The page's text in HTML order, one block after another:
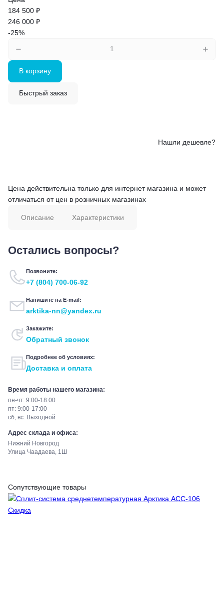
184 500 ₽
246 000 ₽
-25%
В корзину
Быстрый заказ
Нашли дешевле?
Цена действительна только для интернет магазина и может
отличаться от цен в розничных магазинах
Описание Характеристики
Остались вопросы?
Позвоните:
+7 (804) 700-06-92
Напишите на E-mail:
arktika-nn@yandex.ru
Закажите:
Обратный звонок
Подробнее об условиях:
Доставка и оплата
Время работы нашего магазина:
пн-чт: 9:00-18:00
пт: 9:00-17:00
сб, вс: Выходной
Адрес склада и офиса:
Нижний Новгород
Улица Чаадаева, 1Ш
Сопутствующие товары
Скидка